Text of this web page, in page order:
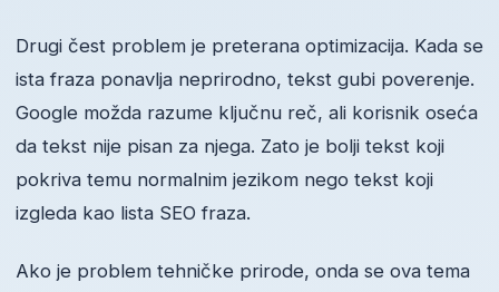
Drugi čest problem je preterana optimizacija. Kada se
ista fraza ponavlja neprirodno, tekst gubi poverenje.
Google možda razume ključnu reč, ali korisnik oseća
da tekst nije pisan za njega. Zato je bolji tekst koji
pokriva temu normalnim jezikom nego tekst koji
izgleda kao lista SEO fraza.
Ako je problem tehničke prirode, onda se ova tema